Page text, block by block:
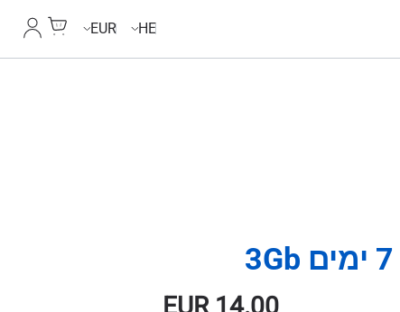
HE
EUR
EUR14.00